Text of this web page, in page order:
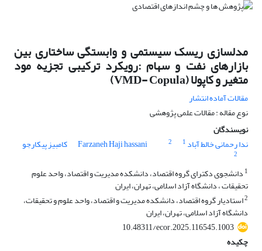
مدلسازی ریسک سیستمی و وابستگی ساختاری بین
بازارهای نفت و سهام :رویکرد ترکیبی تجزیه مود
متغیر و کاپولا (VMD- Copula)
مقالات آماده انتشار
نوع مقاله : مقالات علمی پژوهشی
نویسندگان
ندا رحمانی خالط آباد 1
Farzaneh Haji hassani 2 کامبیز پیکارجو
2
1 دانشجوی دکترای گروه اقتصاد، دانشکده مدیریت و اقتصاد، واحد علوم
تحقیقات ، دانشگاه آزاد اسلامی، تهران، ایران
2استادیار گروه اقتصاد، دانشکده مدیریت و اقتصاد، واحد علوم و تحقیقات،
دانشگاه آزاد اسلامی، تهران، ایران
10.48311/ecor.2025.116545.1003
چکیده